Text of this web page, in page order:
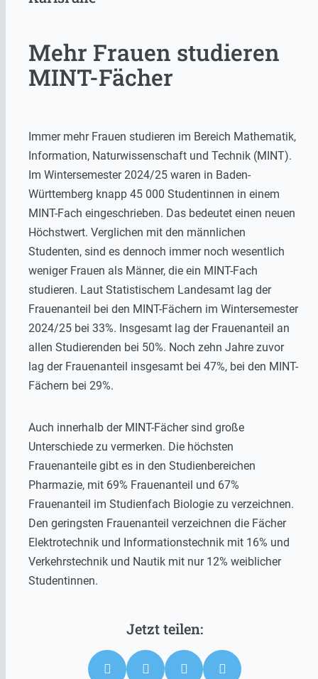
Mehr Frauen studieren
MINT-Fächer
Immer mehr Frauen studieren im Bereich Mathematik,
Information, Naturwissenschaft und Technik (MINT).
Im Wintersemester 2024/25 waren in Baden-
Württemberg knapp 45 000 Studentinnen in einem
MINT-Fach eingeschrieben. Das bedeutet einen neuen
Höchstwert. Verglichen mit den männlichen
Studenten, sind es dennoch immer noch wesentlich
weniger Frauen als Männer, die ein MINT-Fach
studieren. Laut Statistischem Landesamt lag der
Frauenanteil bei den MINT-Fächern im Wintersemester
2024/25 bei 33%. Insgesamt lag der Frauenanteil an
allen Studierenden bei 50%. Noch zehn Jahre zuvor
lag der Frauenanteil insgesamt bei 47%, bei den MINT-
Fächern bei 29%.
Auch innerhalb der MINT-Fächer sind große
Unterschiede zu vermerken. Die höchsten
Frauenanteile gibt es in den Studienbereichen
Pharmazie, mit 69% Frauenanteil und 67%
Frauenanteil im Studienfach Biologie zu verzeichnen.
Den geringsten Frauenanteil verzeichnen die Fächer
Elektrotechnik und Informationstechnik mit 16% und
Verkehrstechnik und Nautik mit nur 12% weiblicher
Studentinnen.